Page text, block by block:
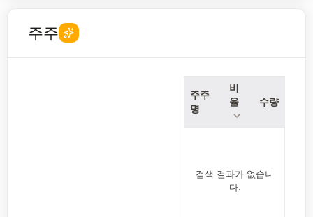
주주
주주
명
비
율
수량
검색 결과가 없습니
다.